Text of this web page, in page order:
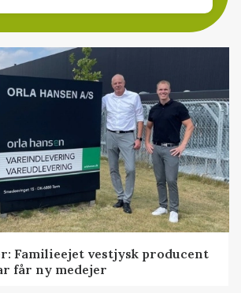
Familieejet vestjysk producent
får ny medejer